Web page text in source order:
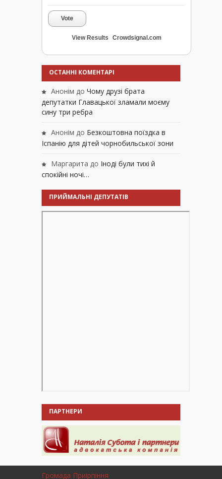
Vote
View Results Crowdsignal.com
ОСТАННІ КОМЕНТАРІ
Анонім до Чому друзі брата
депутатки Главацької зламали моєму
сину три ребра
Анонім до Безкоштовна поїздка в
Іспанію для дітей чорнобильської зони
Маргарита до Іноді були тихі й
спокійні ночі…
ПРИЙМАЛЬНІ ДЕПУТАТІВ
ПАРТНЕРИ
Громада Приірпіння